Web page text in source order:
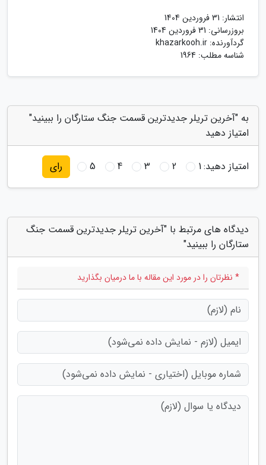
انتشار: 31 فروردین 1404
بروزرسانی: 31 فروردین 1404
گردآورنده: khazarkooh.ir
شناسه مطلب: 1964
به "آخرین تریلر جدیدترین قسمت جنگ ستارگان را ببینید"
امتیاز دهید
امتیاز دهید:1
2
3
4
5 رای
دیدگاه های مرتبط با "آخرین تریلر جدیدترین قسمت جنگ
ستارگان را ببینید"
* نظرتان را در مورد این مقاله با ما درمیان بگذارید